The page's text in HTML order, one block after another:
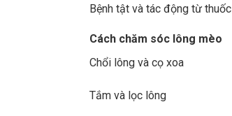
Bệnh tật và tác động từ thuốc
Cách chăm sóc lông mèo
Chổi lông và cọ xoa
Tắm và lọc lông